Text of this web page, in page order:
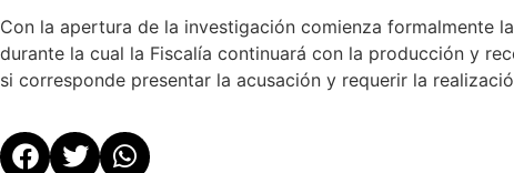
Con la apertura de la investigación comienza formalmente
durante la cual la Fiscalía continuará con la producción y
si corresponde presentar la acusación y requerir la